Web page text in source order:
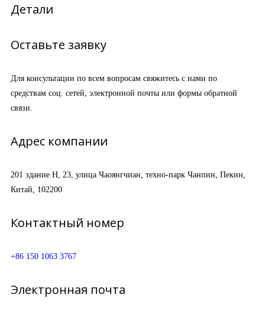
Детали
Оставьте заявку
Для консультации по всем вопросам свяжитесь с нами по
средствам соц. сетей, электронной почты или формы обратной
связи.
Адрес компании
201 здание H, 23, улица Чаоянгчиан, техно-парк Чанпин, Пекин,
Китай, 102200
Контактный номер
+86 150 1063 3767
Электронная почта